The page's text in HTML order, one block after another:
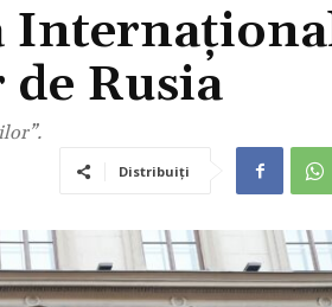
Rusia
Distribuiți